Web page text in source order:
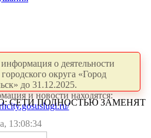
о деятельности
округа «Город
до 31.12.2025.
и новости находятся:
СЕТИ ПОЛНОСТЬЮ ЗАМЕНЯТ
13:08:34